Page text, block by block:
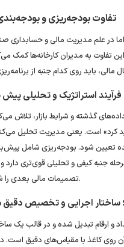
تفاوت بودجه‌ریزی و
در علم مدیریت مالی و حسابداری
به مدیران کارخانه‌ها کمک
استراتژیک و تحلیلی پیش
گذشته و شرایط بازار، تلاش
کرد» است. یعنی مدیریت تحلیل
تعیین شود. بودجه‌ریزی شامل
کیفی و تحلیلی قوی‌تری دارد و
تصمیمات مالی بعدی را شکل می‌دهد.
ساختار اجرایی و تخصیص دقیق
و ارقام تبدیل شده و در قالب یک
روی کاغذ با مقیاس‌های دقیق است.